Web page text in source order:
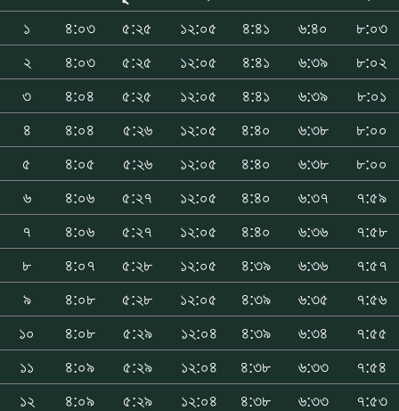
১
৪:০৩ ৫:২৫ ১২:০৫ ৪:৪১ ৬:৪০
৮:০৩
২
৪:০৩ ৫:২৫ ১২:০৫ ৪:৪১ ৬:৩৯
৮:০২
৩
৪:০৪ ৫:২৫ ১২:০৫ ৪:৪১ ৬:৩৯
৮:০১
৪
৪:০৪ ৫:২৬ ১২:০৫ ৪:৪০ ৬:৩৮
৮:০০
৫
৪:০৫ ৫:২৬ ১২:০৫ ৪:৪০ ৬:৩৮
৮:০০
৬
৪:০৬ ৫:২৭ ১২:০৫ ৪:৪০ ৬:৩৭
৭:৫৯
৭
৪:০৬ ৫:২৭ ১২:০৫ ৪:৪০ ৬:৩৬
৭:৫৮
৮
৪:০৭ ৫:২৮ ১২:০৫ ৪:৩৯ ৬:৩৬
৭:৫৭
৯
৪:০৮ ৫:২৮ ১২:০৫ ৪:৩৯ ৬:৩৫
৭:৫৬
১০
৪:০৮ ৫:২৯ ১২:০৪ ৪:৩৯ ৬:৩৪
৭:৫৫
১১
৪:০৯ ৫:২৯ ১২:০৪ ৪:৩৮ ৬:৩৩
৭:৫৪
১২
৪:০৯ ৫:২৯ ১২:০৪ ৪:৩৮ ৬:৩৩
৭:৫৩